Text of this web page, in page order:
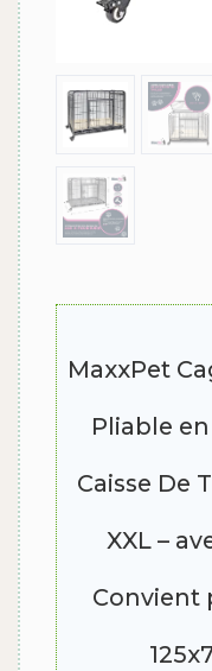
MaxxPet
Pliable
Caisse De
XXL –
Convient